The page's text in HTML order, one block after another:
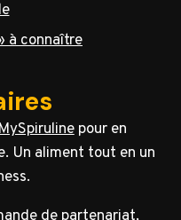
à connaître
pour en
Un aliment tout en un